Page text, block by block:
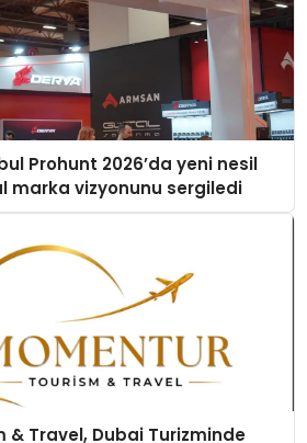
Prohunt 2026’da yeni nesil
marka vizyonunu sergiledi
& Travel, Dubai Turizminde